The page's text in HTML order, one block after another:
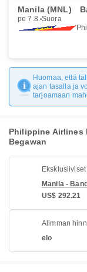
Manila (MNL)
pe 7.8. Suora
Huomaa, että
ajan tasalla ja
tarjoamaan
Philippine Airlines
Begawan
Manila -
US$ 292.21
Alimman
elo